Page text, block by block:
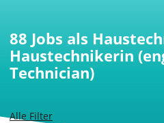
Alle Filter
88 Jobs als
Haustechnikerin
Technician)